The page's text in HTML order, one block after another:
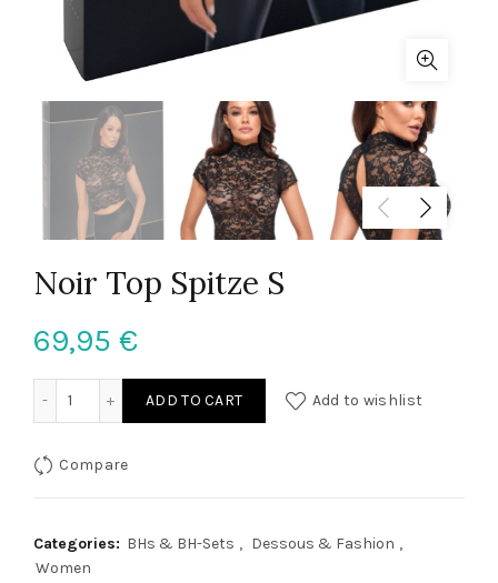
Noir Top Spitze S
69,95 €
ADD TO CART Add to wishlist
Compare
Categories: BHs & BH-Sets , Dessous & Fashion ,
Women